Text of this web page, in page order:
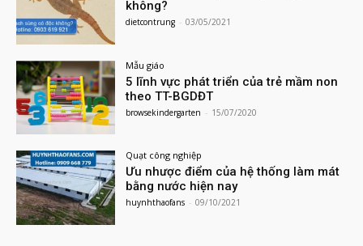
không?
dietcontrung - 03/05/2021
Mẫu giáo
5 lĩnh vực phát triển của trẻ mầm non
theo TT-BGDĐT
browsekindergarten - 15/07/2020
Quạt công nghiệp
Ưu nhược điểm của hệ thống làm mát
bằng nước hiện nay
huynhthaofans - 09/10/2021